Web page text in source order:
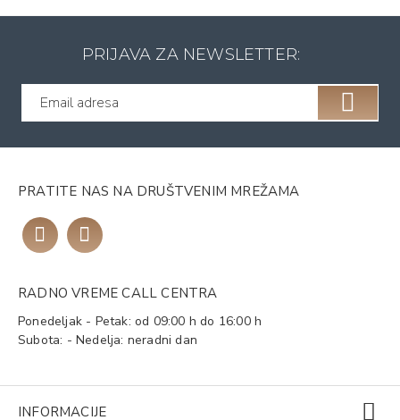
PRIJAVA ZA NEWSLETTER:
PRATITE NAS NA DRUŠTVENIM MREŽAMA
RADNO VREME CALL CENTRA
Ponedeljak - Petak: od 09:00 h do 16:00 h
Subota: - Nedelja: neradni dan
INFORMACIJE